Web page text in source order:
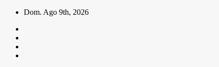
Saltar
contenido
Dom. Ago 9th, 2026